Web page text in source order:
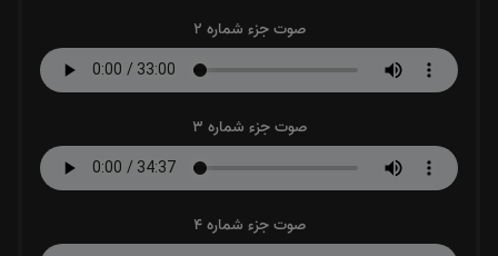
صوت جزء شماره 2
صوت جزء شماره 3
صوت جزء شماره 4